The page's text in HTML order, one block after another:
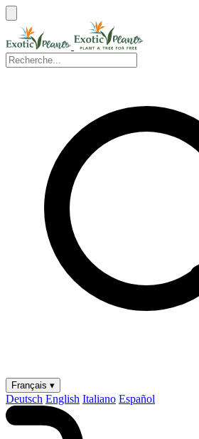
Français ▾
Deutsch English Italiano Español